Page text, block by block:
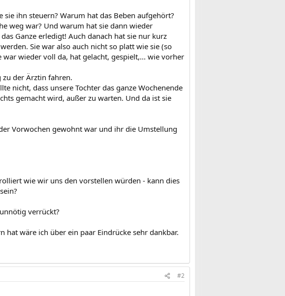
ihn steuern? Warum hat das Beben aufgehört?
weg war? Und warum hat sie dann wieder
Ganze erledigt! Auch danach hat sie nur kurz
Sie war also auch nicht so platt wie sie (so
wieder voll da, hat gelacht, gespielt,... wie vorher
der Ärztin fahren.
nicht, dass unsere Tochter das ganze Wochenende
gemacht wird, außer zu warten. Und da ist sie
Vorwochen gewohnt war und ihr die Umstellung
wie wir uns den vorstellen würden - kann dies
verrückt?
wäre ich über ein paar Eindrücke sehr dankbar.
#2